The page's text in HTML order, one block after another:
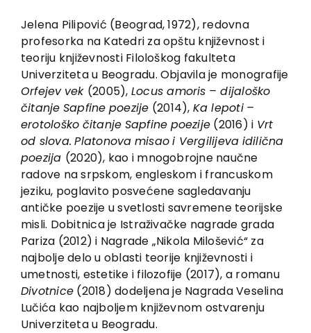
O nama
Knjige
U pripremi
Akcija
Autori
Vesti
EU PROJEKTI
Kontakt
Jelena Pilipović (Beograd, 1972), redovna
profesorka na Katedri za opštu književnost i
teoriju književnosti Filološkog fakulteta
Univerziteta u Beogradu. Objavila je monografije
Orfejev vek (2005), Locus amoris – dijaloško
čitanje Sapfine poezije (2014), Ka lepoti –
erotološko čitanje Sapfine poezije (2016) i Vrt
od slova. Platonova misaoi Vergilijeva idilična
poezija (2020), kao i mnogobrojne naučne
radove na srpskom, engleskom i francuskom
jeziku, poglavito posvećene sagledavanju
antičke poezije u svetlosti savremene teorijske
misli. Dobitnica je Istraživačke nagrade grada
Pariza (2012) i Nagrade „Nikola Milošević“ za
najbolje delo u oblasti teorije književnosti i
umetnosti, estetike i filozofije (2017), a romanu
Divotnice (2018) dodeljena je Nagrada Veselina
Lučića kao najboljem književnom ostvarenju
Univerziteta u Beogradu.